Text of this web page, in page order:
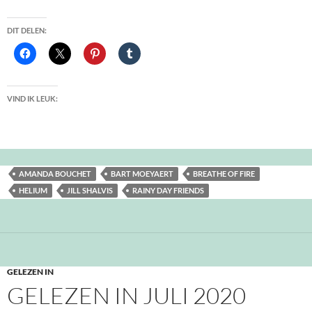
DIT DELEN:
VIND IK LEUK:
AMANDA BOUCHET BART MOEYAERT
BREATHE OF FIRE
HELIUM
JILL SHALVIS RAINY DAY FRIENDS
GELEZEN IN
GELEZEN IN JULI 2020